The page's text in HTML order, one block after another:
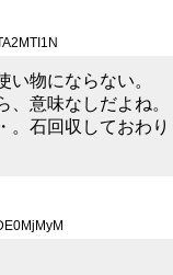
物にならない。
意味なしだよね。
。石回収しておわり